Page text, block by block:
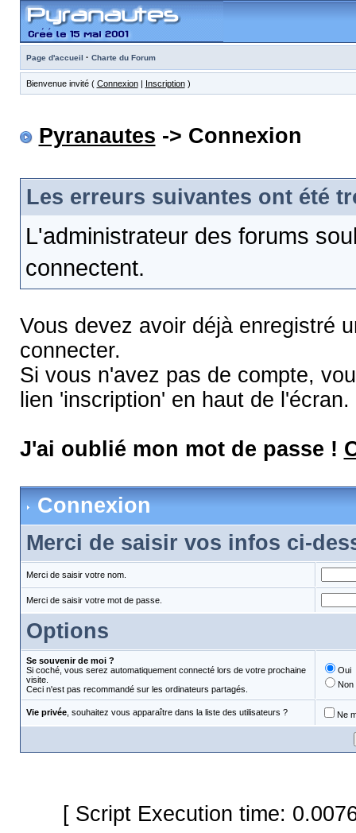
Page d'accueil · Charte du Forum
Bienvenue invité ( Connexion| Inscription)
Pyranautes -> Connexion
Les erreurs suivantes ont été
L'administrateur des forums
connectent.
Vous devez avoir déjà enregistré
connecter.
Si vous n'avez pas de compte,
lien 'inscription' en haut de l'écran.
J'ai oublié mon mot de passe !
Connexion
Merci de saisir vos infos ci-
Merci de saisir votre nom.
Merci de saisir votre mot de passe.
Options
Se souvenir de moi ?
Si coché, vous serez automatiquement connecté lors de votre prochaine
visite.
Ceci n'est pas recommandé sur les ordinateurs partagés.
Oui
Non
Vie privée, souhaitez vous apparaître dans la liste des utilisateurs ? Ne
[ Script Execution time: